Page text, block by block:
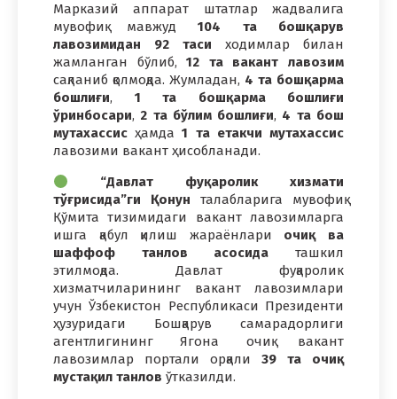
Марказий аппарат штатлар жадвалига
мувофиқ мавжуд 104 та бошқарув
лавозимидан 92 таси ходимлар билан
жамланган бўлиб,12 та вакант лавозим
сақланиб қолмоқда. Жумладан, 4 та бошқарма
бошлиғи, 1 та бошқарма бошлиғи
ўринбосари, 2 та бўлим бошлиғи, 4 та бош
мутахассис ҳамда1 та етакчи мутахассис
лавозими вакант ҳисобланади.
“Давлат фуқаролик хизмати
тўғрисида”ги Қонун талабларига мувофиқ
Қўмита тизимидаги вакант лавозимларга
ишга қабул қилиш жараёнлари очиқ ва
шаффоф танлов асосида ташкил
этилмоқда. Давлат фуқаролик
хизматчиларининг вакант лавозимлари
учун Ўзбекистон Республикаси Президенти
ҳузуридаги Бошқарув самарадорлиги
агентлигининг Ягона очиқ вакант
лавозимлар портали орқали 39 та очиқ
мустақил танлов ўтказилди.